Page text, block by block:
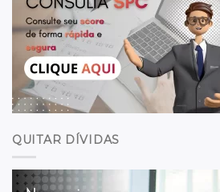
QUITAR DÍVIDAS